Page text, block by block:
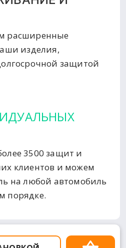
расширенные
изделия,
защитой
3500 защит и
клиентов и можем
на любой автомобиль
порядке.